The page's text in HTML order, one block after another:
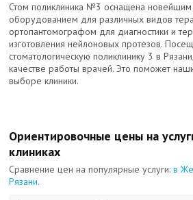
Стом поликлиника №3 оснащена
оборудованием для различных видов
ортопантомографом для диагностики и
изготовления нейлоновых протезов.
стоматологическую поликлинику 3 в
качестве работы врачей. Это поможет
выборе клиники.
Ориентировочные цены на
клиниках
Сравнение цен на популярные услуги:в
Рязани.